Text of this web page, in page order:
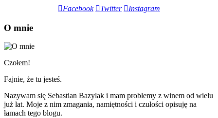
Facebook Twitter Instagram
O mnie
Czołem!
Fajnie, że tu jesteś.
Nazywam się Sebastian Bazylak i mam problemy z winem od wielu
już lat. Moje z nim zmagania, namiętności i czułości opisuję na
łamach tego blogu.